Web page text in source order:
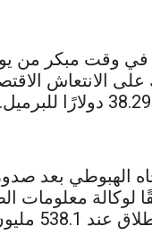
وقت مبكر من يوم
الانتعاش
بعد
برميل.